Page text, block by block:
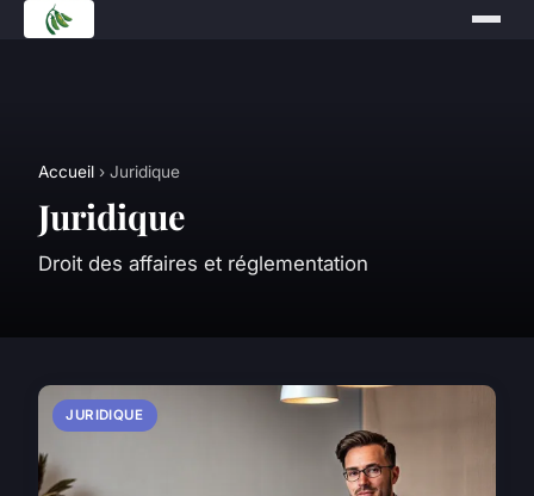
Accueil › Juridique
Juridique
Droit des affaires et réglementation
JURIDIQUE